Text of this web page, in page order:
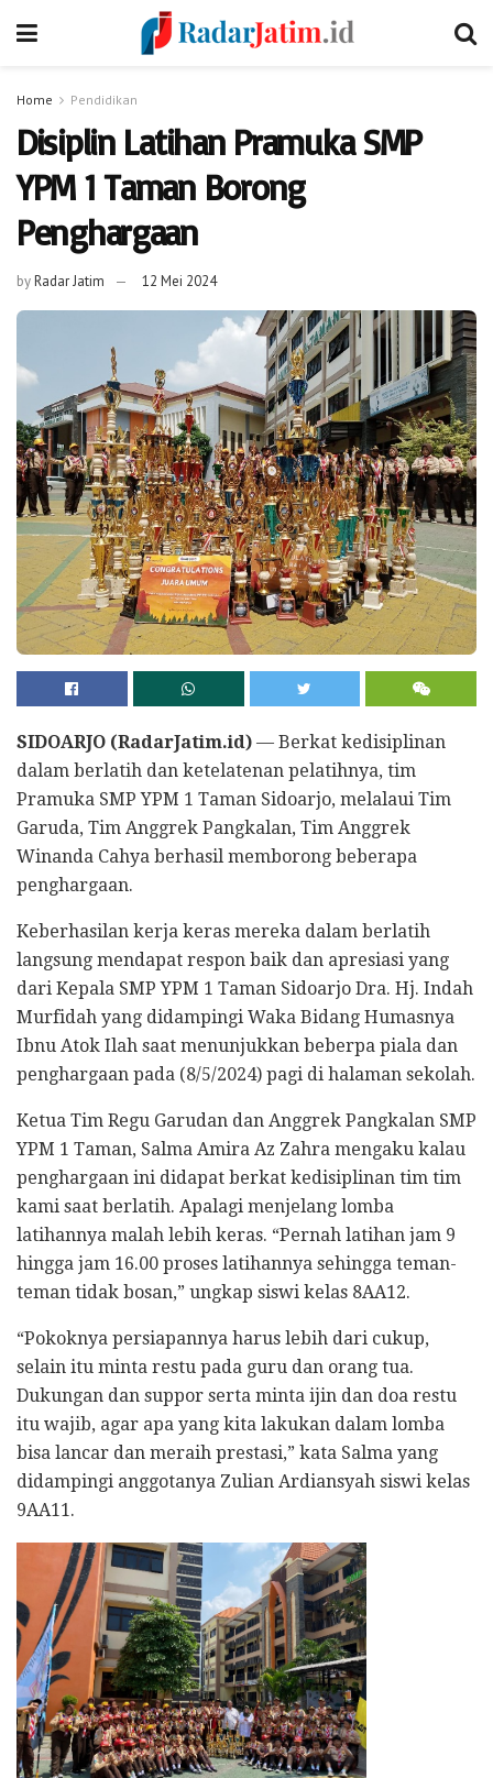
Home Pendidikan
Disiplin Latihan Pramuka SMP
YPM 1 Taman Borong
Penghargaan
byRadar Jatim 12 Mei 2024
SIDOARJO (RadarJatim.id) — Berkat kedisiplinan
dalam berlatih dan ketelatenan pelatihnya, tim
Pramuka SMP YPM 1 Taman Sidoarjo, melalaui Tim
Garuda, Tim Anggrek Pangkalan, Tim Anggrek
Winanda Cahya berhasil memborong beberapa
penghargaan.
Keberhasilan kerja keras mereka dalam berlatih
langsung mendapat respon baik dan apresiasi yang
dari Kepala SMP YPM 1 Taman Sidoarjo Dra. Hj. Indah
Murfidah yang didampingi Waka Bidang Humasnya
Ibnu Atok Ilah saat menunjukkan beberpa piala dan
penghargaan pada (8/5/2024) pagi di halaman sekolah.
Ketua Tim Regu Garudan dan Anggrek Pangkalan SMP
YPM 1 Taman, Salma Amira Az Zahra mengaku kalau
penghargaan ini didapat berkat kedisiplinan tim tim
kami saat berlatih. Apalagi menjelang lomba
latihannya malah lebih keras. “Pernah latihan jam 9
hingga jam 16.00 proses latihannya sehingga teman-
teman tidak bosan,” ungkap siswi kelas 8AA12.
“Pokoknya persiapannya harus lebih dari cukup,
selain itu minta restu pada guru dan orang tua.
Dukungan dan suppor serta minta ijin dan doa restu
itu wajib, agar apa yang kita lakukan dalam lomba
bisa lancar dan meraih prestasi,” kata Salma yang
didampingi anggotanya Zulian Ardiansyah siswi kelas
9AA11.